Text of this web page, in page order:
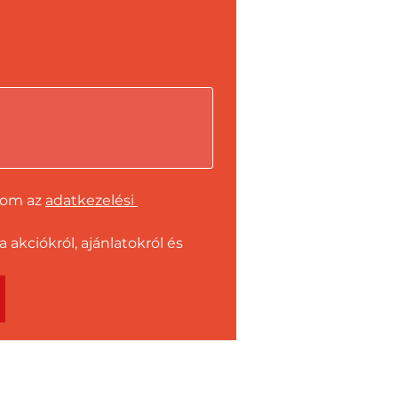
az adatkezelési
akciókról, ajánlatokról és